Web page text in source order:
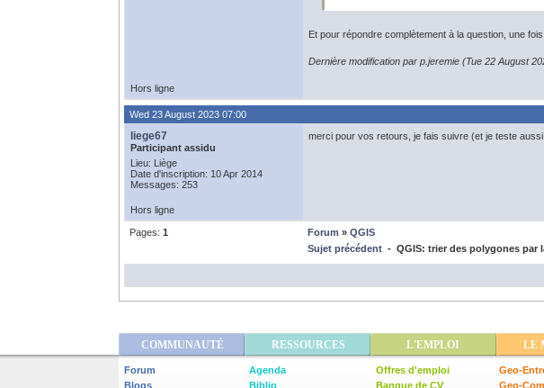
Et pour répondre complètement à la question, une
Dernière modification par p.jeremie (Tue 22 August
Hors ligne
Wed 23 August 2023 07:00
liege67
Participant assidu
Lieu: Liège
Date d'inscription: 10 Apr 2014
Messages: 253
merci pour vos retours, je fais suivre (et je teste
Hors ligne
Pages: 1 Forum » QGIS
Sujet précédent - QGIS: trier des polygones par
COMMUNAUTÉ RESSOURCES L'EMPLOI LE
Forum
Blogs
Agenda
Biblio
Offres d'emploi
Banque de CV
Geo-
Geo-